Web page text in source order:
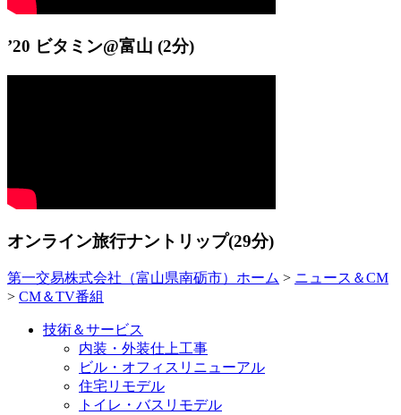
’20 ビタミン@富山 (2分)
オンライン旅行ナントリップ(29分)
第一交易株式会社（富山県南砺市）ホーム > ニュース＆CM
> CM＆TV番組
技術＆サービス
内装・外装仕上工事
ビル・オフィスリニューアル
住宅リモデル
トイレ・バスリモデル